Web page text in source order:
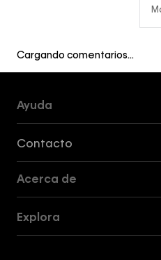
Cargando comentarios…
Ayuda
Contacto
Acerca de
Explora